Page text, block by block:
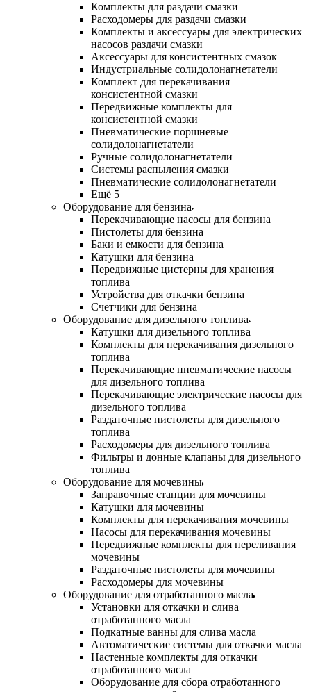
Комплекты для раздачи смазки
Расходомеры для раздачи смазки
Комплекты и аксессуары для электрических
насосов раздачи смазки
Аксессуары для консистентных смазок
Индустриальные солидолонагнетатели
Комплект для перекачивания
консистентной смазки
Передвижные комплекты для
консистентной смазки
Пневматические поршневые
солидолонагнетатели
Ручные солидолонагнетатели
Системы распыления смазки
Пневматические солидолонагнетатели
Ещё 5
Оборудование для бензина
Перекачивающие насосы для бензина
Пистолеты для бензина
Баки и емкости для бензина
Катушки для бензина
Передвижные цистерны для хранения
топлива
Устройства для откачки бензина
Счетчики для бензина
Оборудование для дизельного топлива
Катушки для дизельного топлива
Комплекты для перекачивания дизельного
топлива
Перекачивающие пневматические насосы
для дизельного топлива
Перекачивающие электрические насосы для
дизельного топлива
Раздаточные пистолеты для дизельного
топлива
Расходомеры для дизельного топлива
Фильтры и донные клапаны для дизельного
топлива
Оборудование для мочевины
Заправочные станции для мочевины
Катушки для мочевины
Комплекты для перекачивания мочевины
Насосы для перекачивания мочевины
Передвижные комплекты для переливания
мочевины
Раздаточные пистолеты для мочевины
Расходомеры для мочевины
Оборудование для отработанного масла
Установки для откачки и слива
отработанного масла
Подкатные ванны для слива масла
Автоматические системы для откачки масла
Настенные комплекты для откачки
отработанного масла
Оборудование для сбора отработанного